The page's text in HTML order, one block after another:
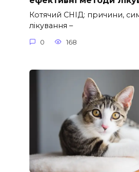
Котячий СНІД: причини,
лікування –
0 168